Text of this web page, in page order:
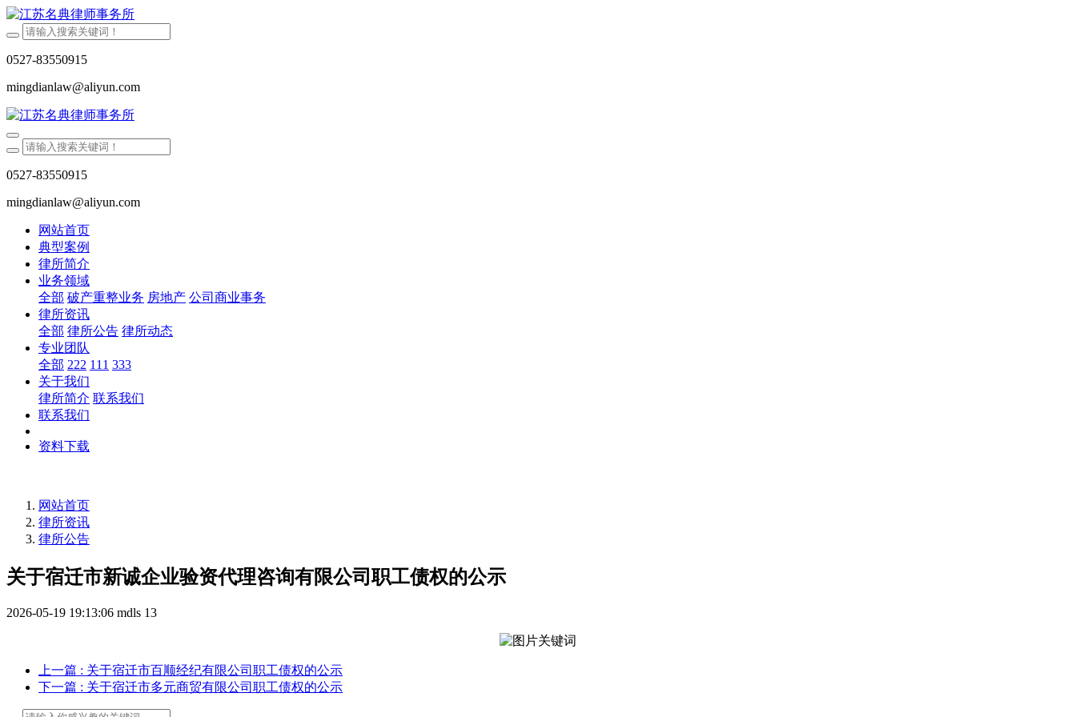
0527-83550915
mingdianlaw@aliyun.com
0527-83550915
mingdianlaw@aliyun.com
网站首页
典型案例
律所简介
业务领域
全部 破产重整业务 房地产 公司商业事务
律所资讯
全部 律所公告 律所动态
专业团队
全部 222 111 333
关于我们
律所简介 联系我们
联系我们
资料下载
网站首页
律所资讯
律所公告
关于宿迁市新诚企业验资代理咨询有限公司职工债权的公示
2026-05-19 19:13:06 mdls 13
上一篇 : 关于宿迁市百顺经纪有限公司职工债权的公示
下一篇 : 关于宿迁市多元商贸有限公司职工债权的公示